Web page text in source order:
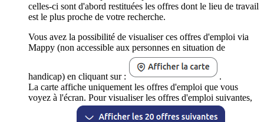
celles-ci sont d'abord restituées les offres dont le lieu de travail
est le plus proche de votre recherche.
Vous avez la possibilité de visualiser ces offres d'emploi via
Mappy (non accessible aux personnes en situation de
handicap) en cliquant sur :
.
La carte affiche uniquement les offres d'emploi que vous
voyez à l'écran. Pour visualiser les offres d'emploi suivantes,